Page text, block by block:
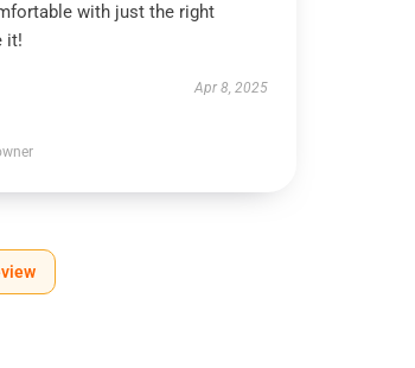
with just the right
it!
Apr 8, 2025